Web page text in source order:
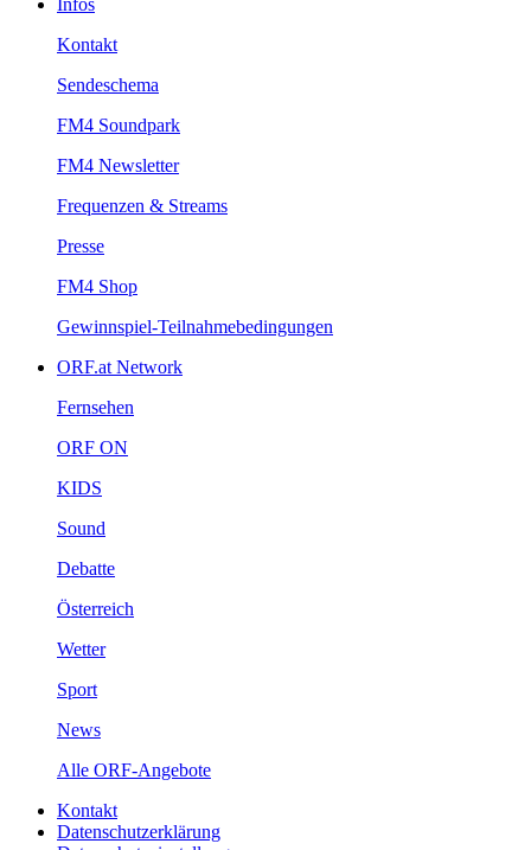
Infos
Kontakt
Sendeschema
FM4Soundpark
FM4Newsletter
Frequenzen&Streams
Presse
FM4Shop
Gewinnspiel-Teilnahmebedingungen
ORF.atNetwork
Fernsehen
ORFON
KIDS
Sound
Debatte
Österreich
Wetter
Sport
News
AlleORF-Angebote
Kontakt
Datenschutzerklärung